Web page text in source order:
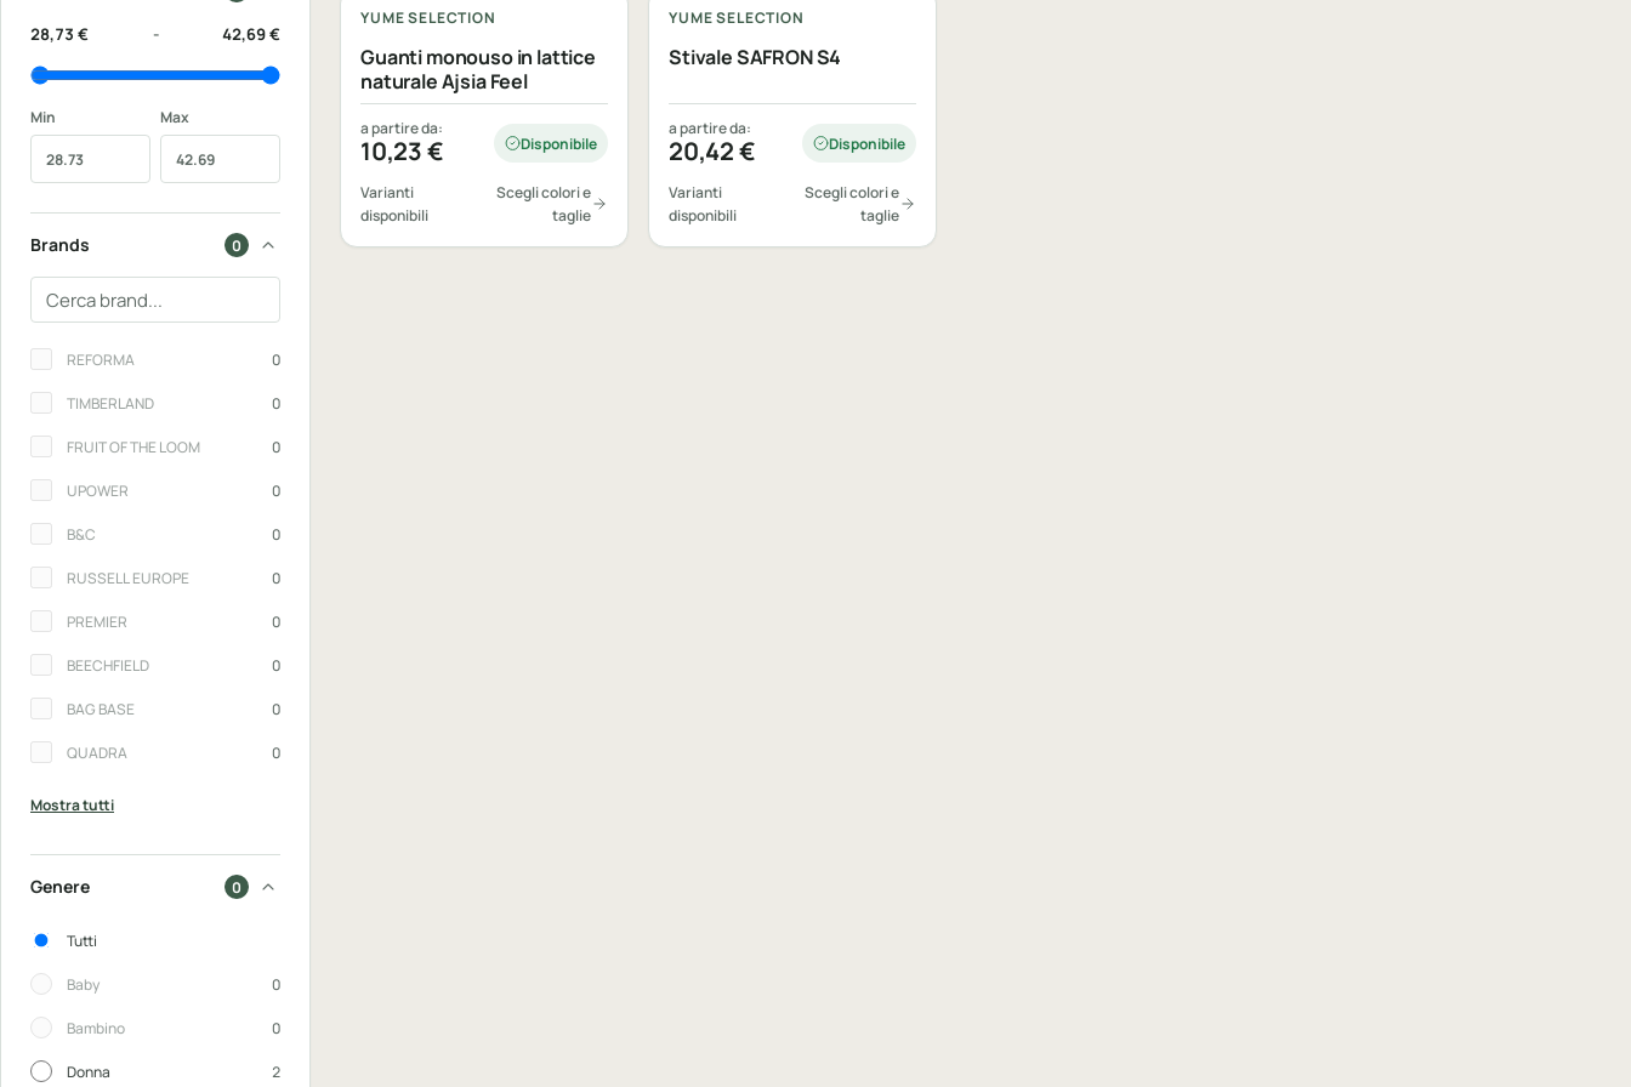
28,73 € - 42,69 €
Min Max
Brands 0
Cerca un brand
BrandsREFORMA 0
TIMBERLAND 0
FRUIT OF THE LOOM 0
UPOWER 0
B&C 0
RUSSELL EUROPE 0
PREMIER 0
BEECHFIELD 0
BAG BASE 0
QUADRA 0
Mostra tutti
Genere 0
Genere
Tutti
Baby 0
Bambino 0
Donna 2
YUME SELECTION
Guanti monouso in lattice
naturale Ajsia Feel
a partire da:
10,23€ Disponibile
Varianti
disponibili
Scegli colori e
taglie
YUME SELECTION
Stivale SAFRON S4
a partire da:
20,42€ Disponibile
Varianti
disponibili
Scegli colori e
taglie